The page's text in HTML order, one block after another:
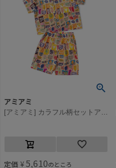
アミアミ
定価 ¥ 5,610のところ